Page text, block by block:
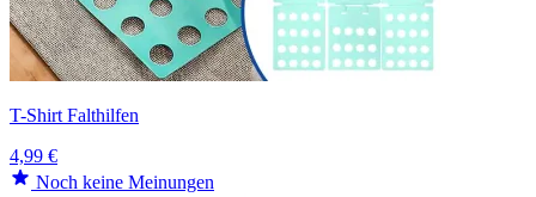
T-Shirt Falthilfen
4,99 €
Noch keine Meinungen